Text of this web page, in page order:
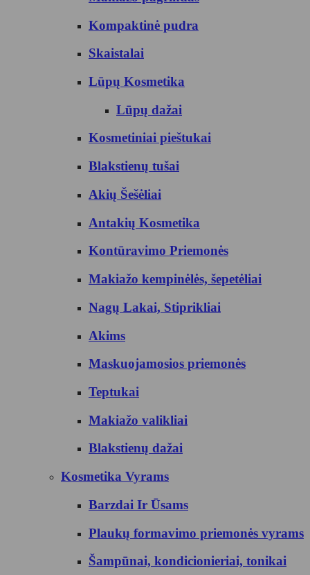
Kompaktinė pudra
Skaistalai
Lūpų Kosmetika
Lūpų dažai
Kosmetiniai pieštukai
Blakstienų tušai
Akių Šešėliai
Antakių Kosmetika
Kontūravimo Priemonės
Makiažo kempinėlės, šepetėliai
Nagų Lakai, Stiprikliai
Akims
Maskuojamosios priemonės
Teptukai
Makiažo valikliai
Blakstienų dažai
Kosmetika Vyrams
Barzdai Ir Ūsams
Plaukų formavimo priemonės vyrams
Šampūnai, kondicionieriai, tonikai